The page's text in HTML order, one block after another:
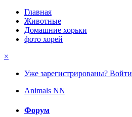
Главная
Животные
Домашние хорьки
фото хорей
×
Уже зарегистрированы? Войти
Animals NN
Форум